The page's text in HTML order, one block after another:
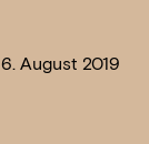
6. August 2019